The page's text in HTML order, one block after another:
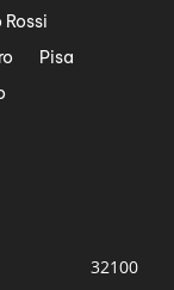
Rossi
Pisa
32100